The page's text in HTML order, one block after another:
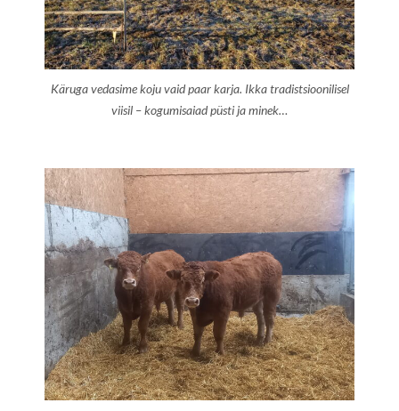
Käruga vedasime koju vaid paar karja. Ikka tradistsioonilisel
viisil – kogumisaiad püsti ja minek…